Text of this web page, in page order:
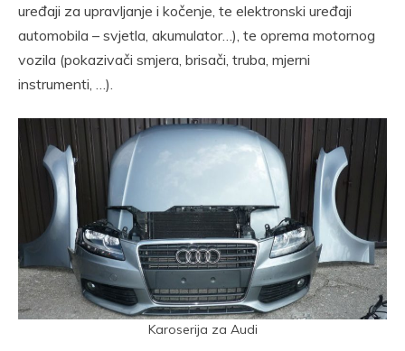
uređaji za upravljanje i kočenje, te elektronski uređaji
automobila – svjetla, akumulator…), te oprema motornog
vozila (pokazivači smjera, brisači, truba, mjerni
instrumenti, …).
Karoserija za Audi